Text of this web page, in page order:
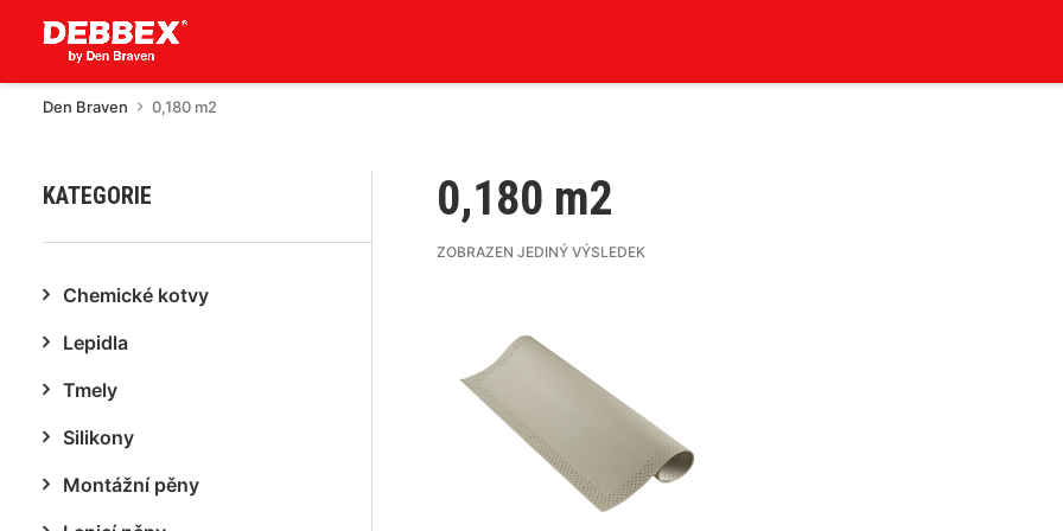
Den Braven 0,180 m2
KATEGORIE
Chemické kotvy
Lepidla
Tmely
Silikony
Montážní pěny
0,180 m2
ZOBRAZEN JEDINÝ VÝSLEDEK